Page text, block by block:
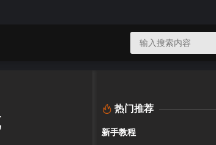
热门推荐
新手教程